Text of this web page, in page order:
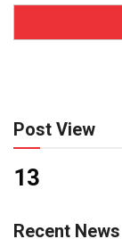
Post View
13
Recent News